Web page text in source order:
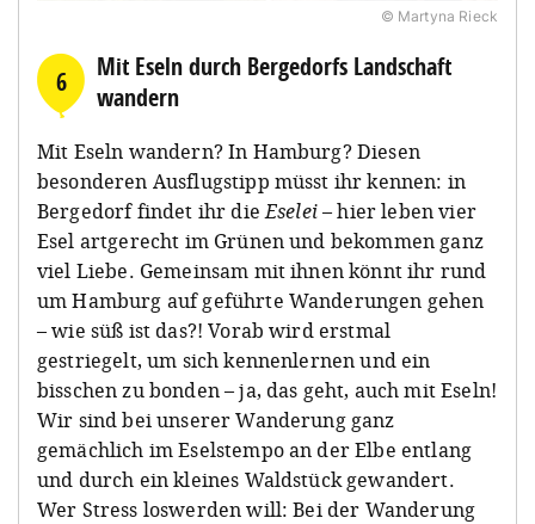
© Martyna Rieck
6
Mit Eseln durch Bergedorfs Landschaft
wandern
Mit Eseln wandern? In Hamburg? Diesen
besonderen Ausflugstipp müsst ihr kennen: in
Bergedorf findet ihr dieEselei– hier leben vier
Esel artgerecht im Grünen und bekommen ganz
viel Liebe. Gemeinsam mit ihnen könnt ihr rund
um Hamburg auf geführte Wanderungen gehen
– wie süß ist das?! Vorab wird erstmal
gestriegelt, um sich kennenlernen und ein
bisschen zu bonden – ja, das geht, auch mit Eseln!
Wir sind bei unserer Wanderung ganz
gemächlich im Eselstempo an der Elbe entlang
und durch ein kleines Waldstück gewandert.
Wer Stress loswerden will: Bei der Wanderung